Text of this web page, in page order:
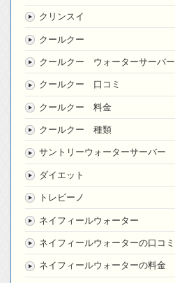
クリンスイ
クールクー
クールクー ウォーターサーバー
クールクー 口コミ
クールクー 料金
クールクー 種類
サントリーウォーターサーバー
ダイエット
トレビーノ
ネイフィールウォーター
ネイフィールウォーターの口コミ
ネイフィールウォーターの料金